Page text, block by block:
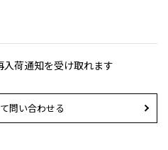
入荷通知を受け取れます
問い合わせる